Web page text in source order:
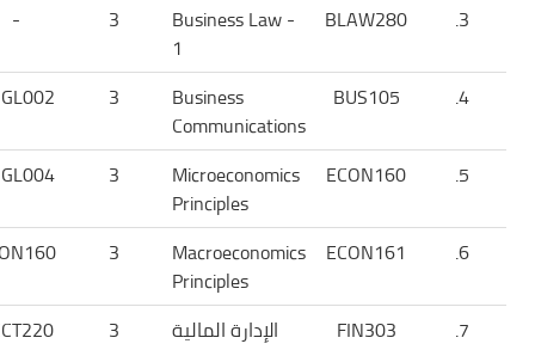
3.
BLAW280
Business Law -
1
3
-
4.
BUS105
Business
Communications
3
5.
ECON160
Microeconomics
Principles
3
6.
ECON161
Macroeconomics
Principles
3
7.
FIN303 الإدارة المالية 3